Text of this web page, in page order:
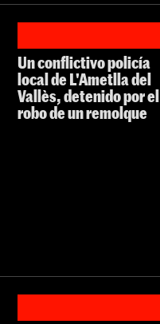
Un conflictivo policía
local de L'Ametlla del
Vallès, detenido por el
robo de un remolque